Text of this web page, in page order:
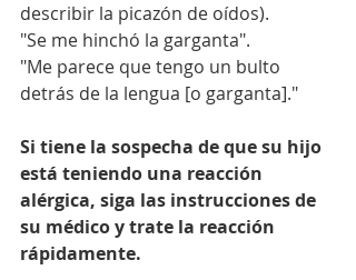
describir la picazón de oídos).
"Se me hinchó la garganta".
"Me parece que tengo un bulto
detrás de la lengua [o garganta]."
Si tiene la sospecha de que su hijo
está teniendo una reacción
alérgica, siga las instrucciones de
su médico y trate la reacción
rápidamente.